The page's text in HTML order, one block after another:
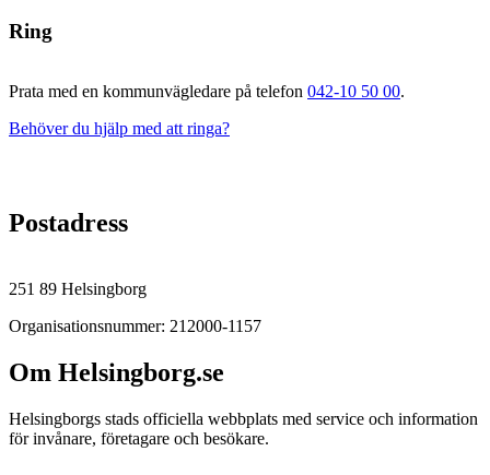
Ring
Prata med en kommunvägledare på telefon 042-10 50 00.
Behöver du hjälp med att ringa?
Postadress
251 89 Helsingborg
Organisationsnummer: 212000-1157
Om Helsingborg.se
Helsingborgs stads officiella webbplats med service och information
för invånare, företagare och besökare.